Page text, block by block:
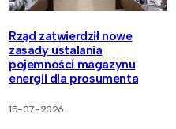
Rząd zatwierdził nowe
zasady ustalania
pojemności magazynu
energii dla prosumenta
15-07-2026